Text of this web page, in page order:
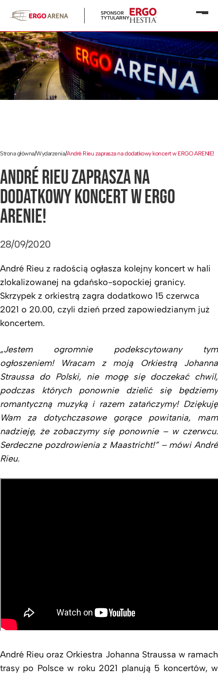
SPONSOR
TYTULARNY
Strona główna/Wydarzenia/André Rieu zaprasza na dodatkowy koncert w ERGO ARENIE!
ANDRÉ RIEU ZAPRASZA NA
DODATKOWY KONCERT W ERGO
ARENIE!
28/09/2020
André Rieu z radością ogłasza kolejny koncert w hali
zlokalizowanej na gdańsko-sopockiej granicy.
Skrzypek z orkiestrą zagra dodatkowo 15 czerwca
2021 o 20.00, czyli dzień przed zapowiedzianym już
koncertem.
„Jestem ogromnie podekscytowany tym
ogłoszeniem! Wracam z moją Orkiestrą Johanna
Straussa do Polski, nie mogę się doczekać chwil,
podczas których ponownie dzielić się będziemy
romantyczną muzyką i razem zatańczymy! Dziękuję
Wam za dotychczasowe gorące powitania, mam
nadzieję, że zobaczymy się ponownie – w czerwcu.
Serdeczne pozdrowienia z Maastricht!” – mówi André
Rieu.
André Rieu oraz Orkiestra Johanna Straussa w ramach
trasy po Polsce w roku 2021 planują 5 koncertów, w